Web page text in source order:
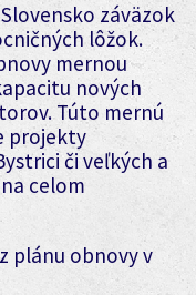
záväzok
lôžok.
mernou
nových
Túto mernú
projekty
či veľkých a
celom
plánu obnovy v